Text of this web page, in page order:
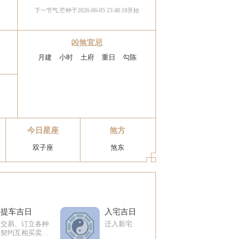
下一节气:芒种于2026-06-05 23:48:18开始
凶煞宜忌
月建 小时 土府 重日 勾陈
今日星座
双子座
煞方
煞东
提车吉日
交易、订立各种
契约互相买卖之
入宅吉日
迁入新宅